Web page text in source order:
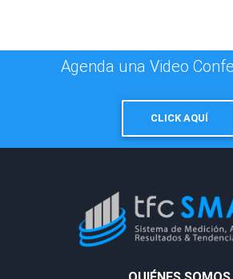
Agenda una Video
CLICK AQUÍ